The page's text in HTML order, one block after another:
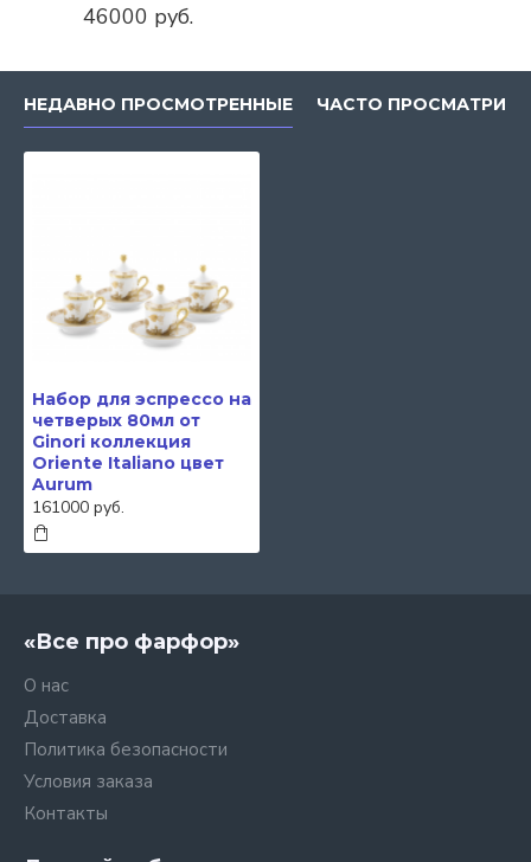
46000 руб.
НЕДАВНО ПРОСМОТРЕННЫЕ ЧАСТО
Набор для эспрессо на
четверых 80мл от
Ginori коллекция
Oriente Italiano цвет
Aurum
161000 руб.
«Все про фарфор»
О нас
Доставка
Политика безопасности
Условия заказа
Контакты